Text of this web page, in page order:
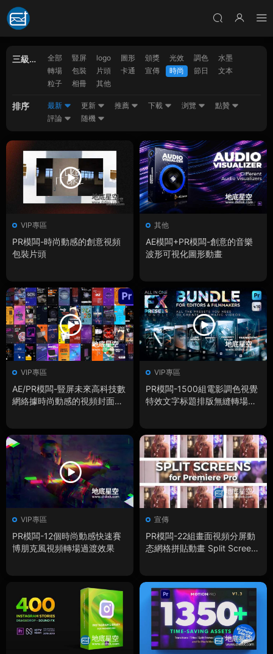
三級分
全部 豎屏 logo 圖形 頒獎 光效 調色
水墨
轉場
包裝 片頭 卡通 宣傳 時尚 節日
文本
粒子
相冊 其他
排序 最新 更新 推薦 下載 浏覽
點贊
評論
随機
VIP專區
PR模闆-時尚動感的創意視頻
包裝片頭
其他
AE模闆+PR模闆-創意的音樂
波形可視化圖形動畫
VIP專區
AE/PR模闆-豎屏未來高科技數
網絡據時尚動感的視頻封面賽
VIP專區
PR模闆-1500組電影調色視覺
特效文字标題排版無縫轉場背
VIP專區
PR模闆-12個時尚動感快速賽
博朋克風視頻轉場過渡效果
宣傳
PR模闆-22組畫面視頻分屏動
态網格拼貼動畫 Split Screens